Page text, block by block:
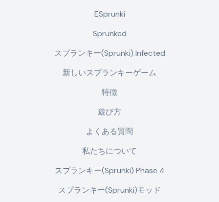
ESprunki
Sprunked
スプランキー(Sprunki) Infected
新しいスプランキーゲーム
特徴
遊び方
よくある質問
私たちについて
スプランキー(Sprunki) Phase 4
スプランキー(Sprunki)モッド